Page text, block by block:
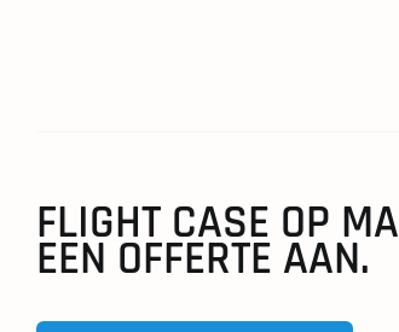
FLIGHT CASE OP
EEN OFFERTE AAN.